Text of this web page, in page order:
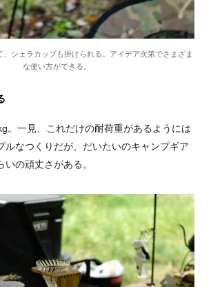
シェラカップも掛けられる。アイデア次第でさまざま
な使い方ができる。
。一見、これだけの耐荷重があるようには
ルなつくりだが、だいたいのキャンプギア
の頑丈さがある。